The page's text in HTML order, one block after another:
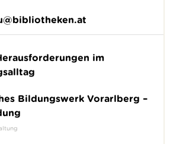
im
Bildungswerk Vorarlberg –